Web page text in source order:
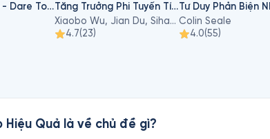
Dám Lãnh Đạo - Dare To Lead
Tăng Trưởng Phi Tuyến Tính - Sự Trỗi Dậy Của Geely
Xiaobo Wu, Jian Du, Sihan Li
4.7(23)
Colin Seale
4.0(55)
Hiệu Quả là về chủ đề gì?